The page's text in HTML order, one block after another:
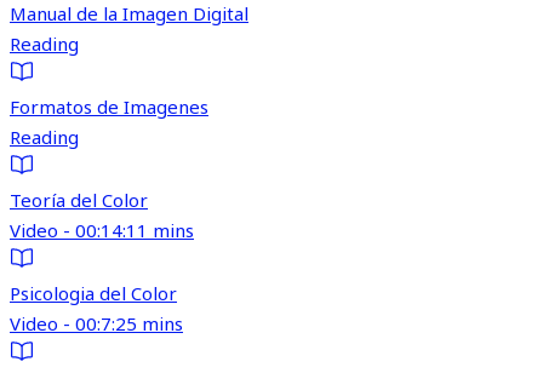
Manual de la Imagen Digital
Reading
Formatos de Imagenes
Reading
Teoría del Color
Video - 00:14:11 mins
Psicologia del Color
Video - 00:7:25 mins